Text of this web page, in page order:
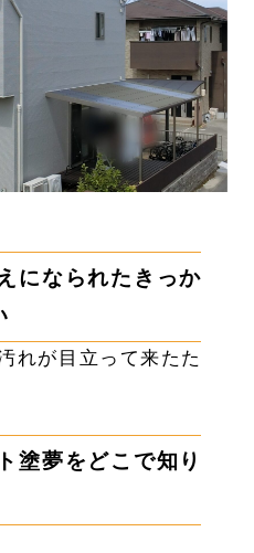
になられたきっか
れが目立って来たた
塗夢をどこで知り